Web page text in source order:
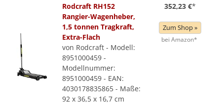
Rodcraft RH152
Rangier-Wagenheber,
1,5 tonnen Tragkraft,
Extra-Flach
von Rodcraft - Modell:
8951000459 -
Modellnummer:
8951000459 - EAN:
4030178835865 - Maße:
92 x 36,5 x 16,7 cm
352,23 €*
Zum Shop »
bei Amazon*